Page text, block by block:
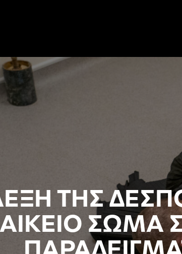
ΤΗΣ
ΣΩΜΑ